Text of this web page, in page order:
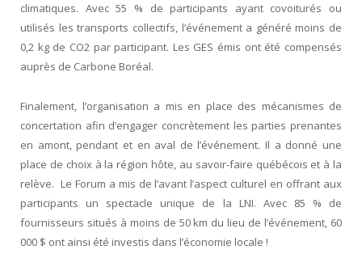
climatiques. Avec 55 % de participants ayant covoiturés ou
utilisés les transports collectifs, l’événement a généré moins de
0,2 kg de CO2 par participant. Les GES émis ont été compensés
auprès de Carbone Boréal.
Finalement, l’organisation a mis en place des mécanismes de
concertation afin d’engager concrètement les parties prenantes
en amont, pendant et en aval de l’événement. Il a donné une
place de choix à la région hôte, au savoir-faire québécois et à la
relève. Le Forum a mis de l’avant l’aspect culturel en offrant aux
participants un spectacle unique de la LNI. Avec 85 % de
fournisseurs situés à moins de 50 km du lieu de l’événement, 60
000 $ ont ainsi été investis dans l’économie locale !